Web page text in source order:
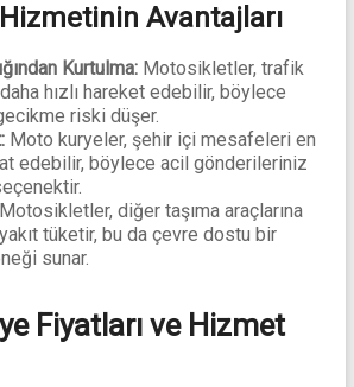
Avantajları
Kurtulma:Motosikletler, trafik
daha hızlı hareket edebilir, böylece
riski düşer.
Moto kuryeler, şehir içi mesafeleri en
edebilir, böylece acil gönderileriniz
diğer taşıma araçlarına
tüketir, bu da çevre dostu bir
sunar.
Fiyatları ve Hizmet